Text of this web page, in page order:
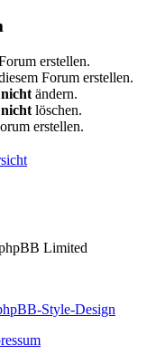
erstellen.
Forum erstellen.
nicht ändern.
nicht löschen.
erstellen.
Limited
Style-Design